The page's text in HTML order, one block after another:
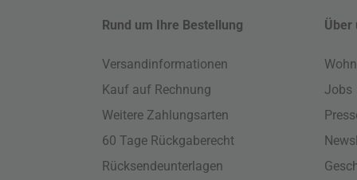
Rund um Ihre Bestellung
Versandinformationen
Kauf auf Rechnung
Weitere Zahlungsarten
60 Tage Rückgaberecht
Rücksendeunterlagen
Über
Jobs